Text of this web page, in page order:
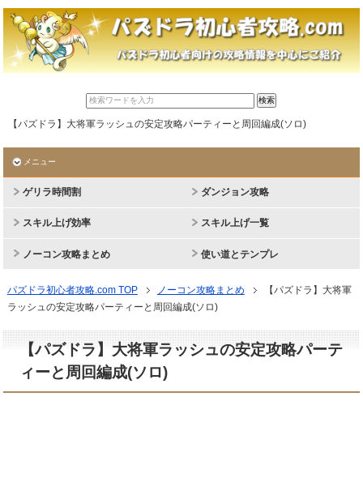
【パズドラ】大将軍ラッシュの安定攻略パーティーと周回編成(ソロ)
メニュー
ゲリラ時間割 ダンジョン攻略
スキル上げ効率 スキル上げ一覧
ノーコン攻略まとめ 使い道とテンプレ
パズドラ初心者攻略.com TOP ノーコン攻略まとめ
【パズドラ】大将軍
ラッシュの安定攻略パーティーと周回編成(ソロ)
【パズドラ】大将軍ラッシュの安定攻略パーテ
ィーと周回編成(ソロ)